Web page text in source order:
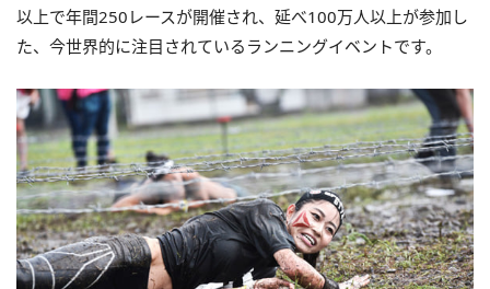
以上で年間250レースが開催され、延べ100万人以上が参加し
た、今世界的に注目されているランニングイベントです。